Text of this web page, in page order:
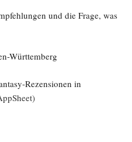
und die Frage, was
Württemberg
Rezensionen in